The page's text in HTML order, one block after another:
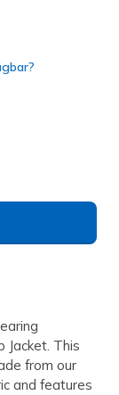
Jacket. This
from our
and features